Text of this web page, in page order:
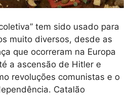
tem sido usado para
muito diversos, desde as
que ocorreram na Europa
a ascensão de Hitler e
revoluções comunistas e o
Catalão